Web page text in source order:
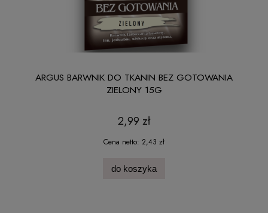
ARGUS BARWNIK DO TKANIN BEZ GOTOWANIA
ZIELONY 15G
2,99 zł
Cena netto: 2,43 zł
do koszyka